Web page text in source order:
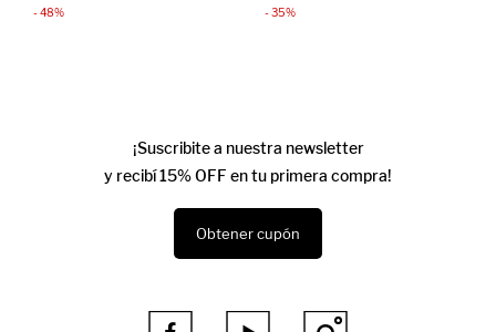
48 35
¡Suscribite a nuestra newsletter
y recibí 15% OFF en tu primera compra!
Obtener cupón